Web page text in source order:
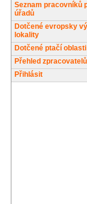
Seznam pracovníků
úřadů
Dotčené evropsky
lokality
Dotčené ptačí oblasti
Přehled
Přihlásit